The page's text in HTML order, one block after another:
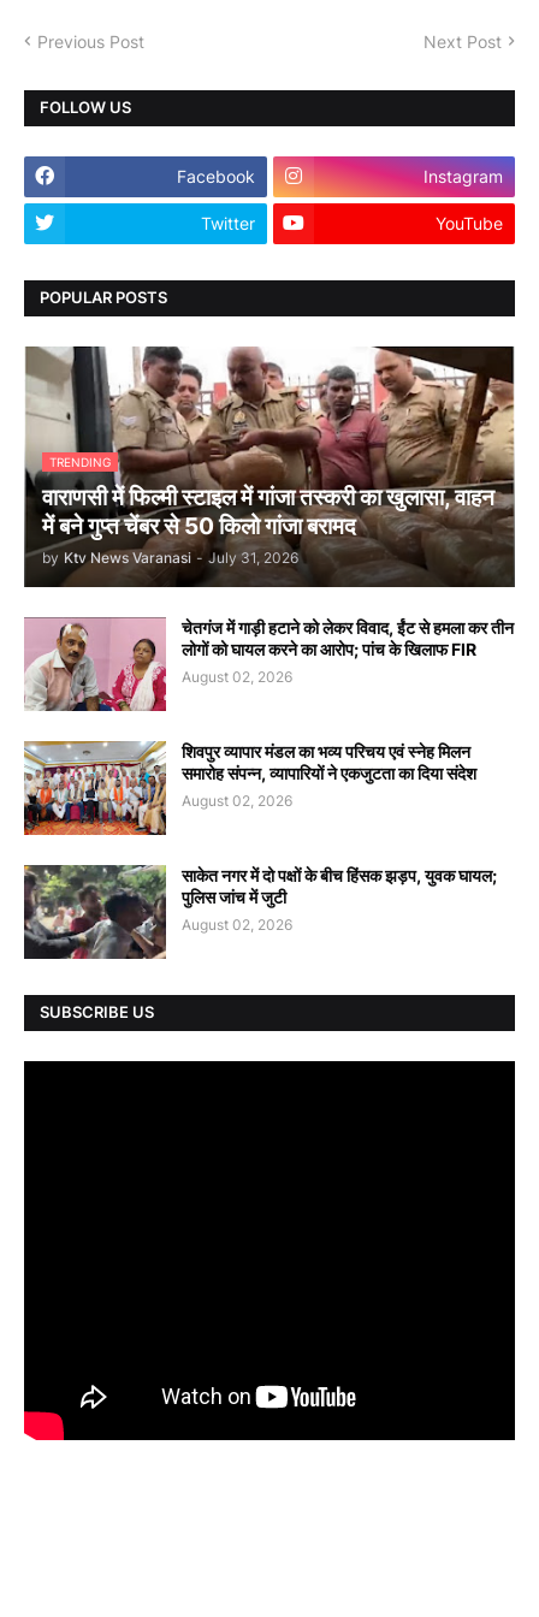
Previous Post Next Post
FOLLOW US
Facebook Instagram
Twitter YouTube
POPULAR POSTS
TRENDING
वाराणसी में फिल्मी स्टाइल में गांजा तस्करी का खुलासा, वाहन
में बने गुप्त चेंबर से 50 किलो गांजा बरामद
by Ktv News Varanasi - July 31, 2026
चेतगंज में गाड़ी हटाने को लेकर विवाद, ईंट से हमला कर तीन
लोगों को घायल करने का आरोप; पांच के खिलाफ FIR
August 02, 2026
शिवपुर व्यापार मंडल का भव्य परिचय एवं स्नेह मिलन
समारोह संपन्न, व्यापारियों ने एकजुटता का दिया संदेश
August 02, 2026
साकेत नगर में दो पक्षों के बीच हिंसक झड़प, युवक घायल;
पुलिस जांच में जुटी
August 02, 2026
SUBSCRIBE US